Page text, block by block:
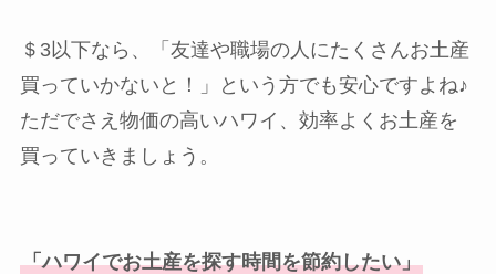
＄3以下なら、「友達や職場の人にたくさんお土産
買っていかないと！」という方でも安心ですよね♪
ただでさえ物価の高いハワイ、効率よくお土産を
買っていきましょう。
「ハワイでお土産を探す時間を節約したい」